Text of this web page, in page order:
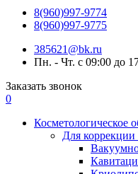
8(960)997-9774
8(960)997-9775
385621@bk.ru
Пн. - Чт. с 09:00 до
Заказать звонок
0
Косметологическое
Для